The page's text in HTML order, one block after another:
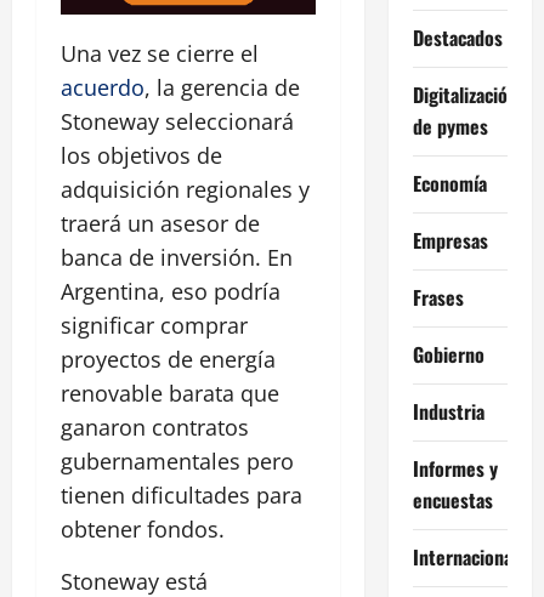
Una vez se cierre el
acuerdo, la gerencia de
Stoneway seleccionará
los objetivos de
adquisición regionales y
traerá un asesor de
banca de inversión. En
Argentina, eso podría
significar comprar
proyectos de energía
renovable barata que
ganaron contratos
gubernamentales pero
tienen dificultades para
obtener fondos.
Stoneway está
Destacados
Digitalización
de pymes
Economía
Empresas
Frases
Gobierno
Industria
Informes y
encuestas
Internacional